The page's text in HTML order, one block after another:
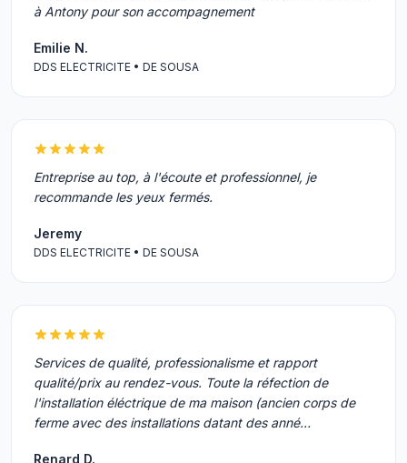
à Antony pour son accompagnement
Emilie N.
DDS ELECTRICITE • DE SOUSA
Entreprise au top, à l'écoute et professionnel, je
recommande les yeux fermés.
Jeremy
DDS ELECTRICITE • DE SOUSA
Services de qualité, professionalisme et rapport
qualité/prix au rendez-vous. Toute la réfection de
l'installation éléctrique de ma maison (ancien corps de
ferme avec des installations datant des anné…
Renard D.